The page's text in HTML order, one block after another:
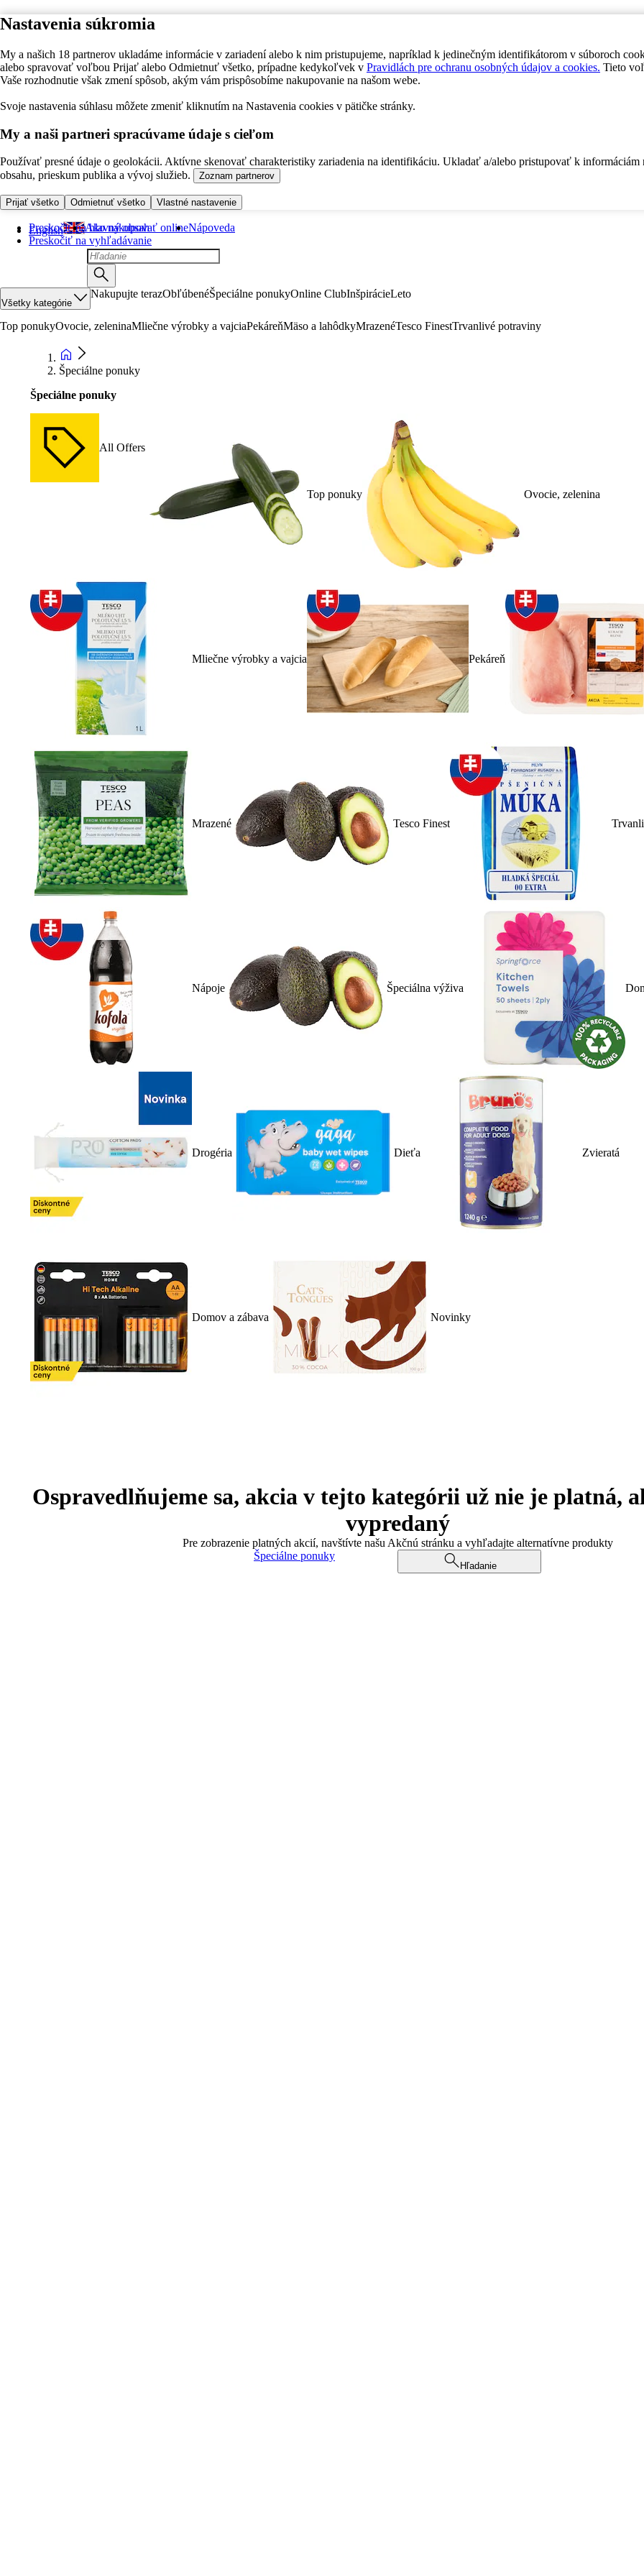
Nastavenia súkromia
My a našich 18 partnerov ukladáme informácie v zariadení alebo k nim pristupujeme, napríklad k jedinečným identifikátorom v súboroch
alebo spravovať voľbou Prijať alebo Odmietnuť všetko, prípadne kedykoľvek v Pravidlách pre ochranu osobných údajov a cookies. Tieto
Vaše rozhodnutie však zmení spôsob, akým vám prispôsobíme nakupovanie na našom webe.
Svoje nastavenia súhlasu môžete zmeniť kliknutím na Nastavenia cookies v pätičke stránky.
My a naši partneri spracúvame údaje s cieľom
Používať presné údaje o geolokácii. Aktívne skenovať charakteristiky zariadenia na identifikáciu. Ukladať a/alebo pristupovať k informáciám
obsahu, prieskum publika a vývoj služieb.
Zoznam partnerov
Prijať všetko Odmietnuť všetko Vlastné nastavenie
Preskočiť na hlavný obsah
Preskočiť na vyhľadávanie
English Ako nakupovať onlineNápoveda
Všetky kategórie
Nakupujte terazObľúbenéŠpeciálne ponukyOnline ClubInšpirácieLeto
Top ponukyOvocie, zeleninaMliečne výrobky a vajciaPekáreňMäso a lahôdkyMrazenéTesco FinestTrvanlivé potraviny
Špeciálne ponuky
Špeciálne ponuky
All Offers
Top ponuky Ovocie, zelenina
Mliečne výrobky a vajcia Pekáreň
Mrazené Tesco Finest
Nápoje Špeciálna výživa
Drogéria Dieťa Zvieratá
Domov a zábava Novinky
Ospravedlňujeme sa, akcia v tejto kategórii už nie je platná,
vypredaný
Pre zobrazenie platných akcií, navštívte našu Akčnú stránku a vyhľadajte alternatívne produkty
Špeciálne ponuky
Hľadanie